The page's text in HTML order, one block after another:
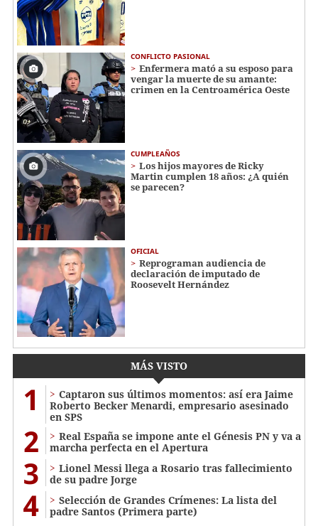
CONFLICTO PASIONAL
Enfermera mató a su esposo para
vengar la muerte de su amante:
crimen en la Centroamérica Oeste
CUMPLEAÑOS
Los hijos mayores de Ricky
Martin cumplen 18 años: ¿A quién
se parecen?
OFICIAL
Reprograman audiencia de
declaración de imputado de
Roosevelt Hernández
MÁS VISTO
1
Captaron sus últimos momentos: así era Jaime
Roberto Becker Menardi​​​, empresario asesinado
en SPS
2
Real España se impone ante el Génesis PN y va a
marcha perfecta en el Apertura
3
Lionel Messi llega a Rosario tras fallecimiento
de su padre Jorge
4
Selección de Grandes Crímenes: La lista del
padre Santos (Primera parte)